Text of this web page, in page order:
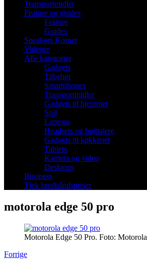
Transportmidler
Feature og guides
Feature
Guides
Speakers Korner
Videoer
Alle kategorier
Gadgets
Tilbehør
Smartphones
Transportmidler
Gadgets til hjemmet
Spil
Laptops
Headsets og højttalere
Gadgets til køkkenet
Tablets
Kamera og video
Desktops
Business
Tjek bredbåndspriser
motorola edge 50 pro
Motorola Edge 50 Pro. Foto: Motorola
Forrige